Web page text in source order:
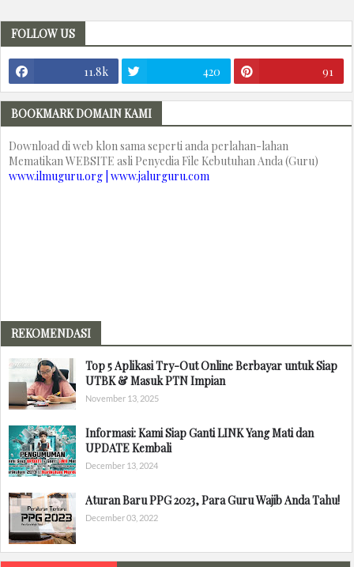
FOLLOW US
11.8k 420 91
BOOKMARK DOMAIN KAMI
Download di web klon sama seperti anda perlahan-lahan
Mematikan WEBSITE asli Penyedia File Kebutuhan Anda (Guru)
www.ilmuguru.org | www.jalurguru.com
REKOMENDASI
Top 5 Aplikasi Try-Out Online Berbayar untuk Siap
UTBK & Masuk PTN Impian
November 13, 2025
Informasi: Kami Siap Ganti LINK Yang Mati dan
UPDATE Kembali
December 13, 2024
Aturan Baru PPG 2023, Para Guru Wajib Anda Tahu!
December 03, 2022